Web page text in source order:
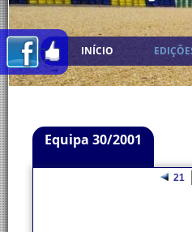
INÍCIO
Equipa 30/2001
21